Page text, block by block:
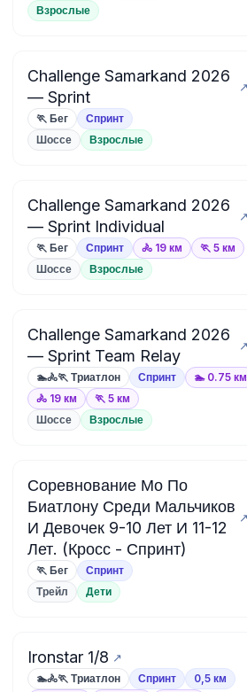
Взрослые
Challenge Samarkand 2026
— Sprint
🏃 Бег Спринт
Шоссе Взрослые
Challenge Samarkand 2026
— Sprint Individual
🏃 Бег Спринт 🚴 19 км 🏃 5 км
Шоссе Взрослые
Challenge Samarkand 2026
— Sprint Team Relay
🏊🚴🏃 Триатлон Спринт
🏊 0.75 км
🚴 19 км
🏃 5 км
Шоссе Взрослые
Соревнование Мо По
Биатлону Среди Мальчиков
И Девочек 9-10 Лет И 11-12
Лет. (Кросс - Спринт)
🏃 Бег Спринт
Трейл Дети
Ironstar 1/8
🏊🚴🏃 Триатлон Спринт
0,5 км